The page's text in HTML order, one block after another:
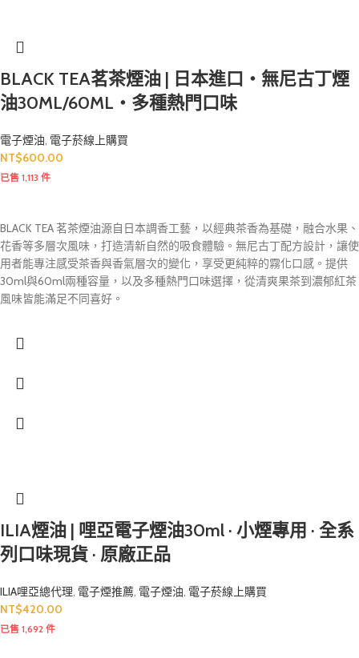
BLACK TEA茗茶煙油 | 日本進口・無尼古丁煙
油30ML/60ML・多種熱門口味
電子煙油, 電子菸線上購買
NT$600.00
已售 1,113 件
BLACK TEA 茗茶煙油源自日本調香工藝，以經典茶香為基礎，融合水果、
花香等多層次風味，打造清新自然的吸食體驗。無尼古丁配方設計，讓使
用者能專注感受茶香與香氣層次的變化，享受更純粹的霧化口感。提供
30ml與60ml兩種容量，以及多種熱門口味選擇，從清爽果茶到濃郁紅茶
風味皆能滿足不同喜好。
ILIA煙油 | 哩亞電子煙油30ml · 小煙專用 · 全系
列口味現貨 · 原廠正品
ILIA哩亞總代理, 電子煙推薦, 電子煙油, 電子菸線上購買
NT$420.00
已售 1,692 件